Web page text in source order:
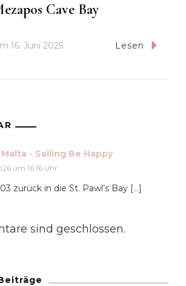
Cave Bay
16. Juni 2025 Lesen
- Sailing Be Happy
um 16:16 Uhr
zurück in die St. Pawl’s Bay […]
sind geschlossen.